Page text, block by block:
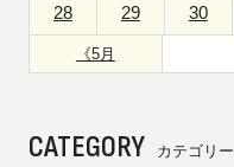
28 29 30
《5月
CATEGORY カテゴリー